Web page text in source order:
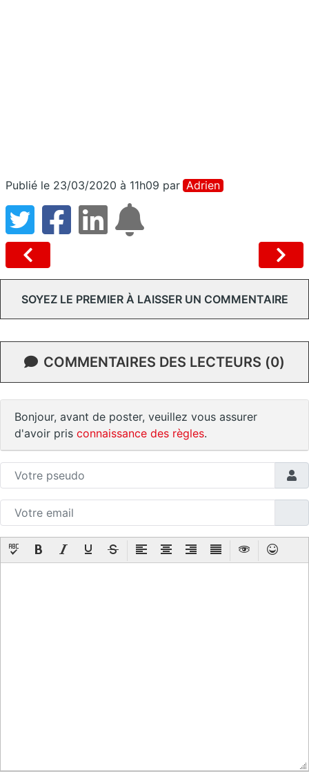
Publié le 23/03/2020 à 11h09 par Adrien
SOYEZ LE PREMIER À LAISSER UN COMMENTAIRE
COMMENTAIRES DES LECTEURS (0)
Bonjour, avant de poster, veuillez vous assurer
d'avoir pris connaissance des règles.